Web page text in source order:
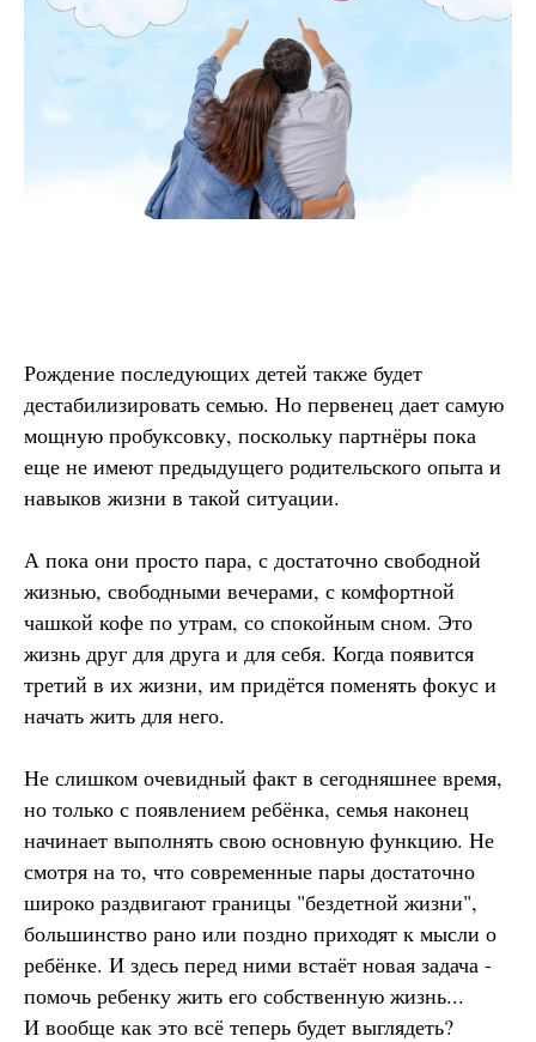
Рождение последующих детей также будет
дестабилизировать семью. Но первенец дает самую
мощную пробуксовку, поскольку партнёры пока
еще не имеют предыдущего родительского опыта и
навыков жизни в такой ситуации.
А пока они просто пара, с достаточно свободной
жизнью, свободными вечерами, с комфортной
чашкой кофе по утрам, со спокойным сном. Это
жизнь друг для друга и для себя. Когда появится
третий в их жизни, им придётся поменять фокус и
начать жить для него.
Не слишком очевидный факт в сегодняшнее время,
но только с появлением ребёнка, семья наконец
начинает выполнять свою основную функцию. Не
смотря на то, что современные пары достаточно
широко раздвигают границы "бездетной жизни",
большинство рано или поздно приходят к мысли о
ребёнке. И здесь перед ними встаёт новая задача -
помочь ребенку жить его собственную жизнь...
И вообще как это всё теперь будет выглядеть?